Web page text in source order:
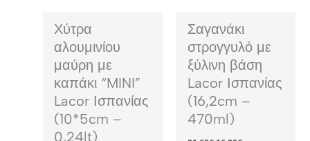
Χύτρα
αλουμινίου
μαύρη με
καπάκι “MINI”
Lacor Ισπανίας
(10*5cm –
0,24lt)
Σαγανάκι
στρογγυλό με
ξύλινη βάση
Lacor Ισπανίας
(16,2cm –
470ml)